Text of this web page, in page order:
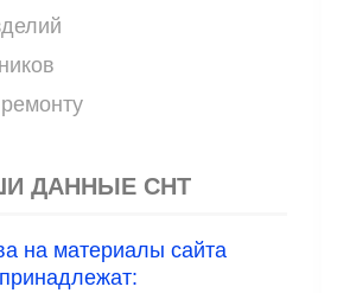
ДАННЫЕ СНТ
на материалы сайта
принадлежат: